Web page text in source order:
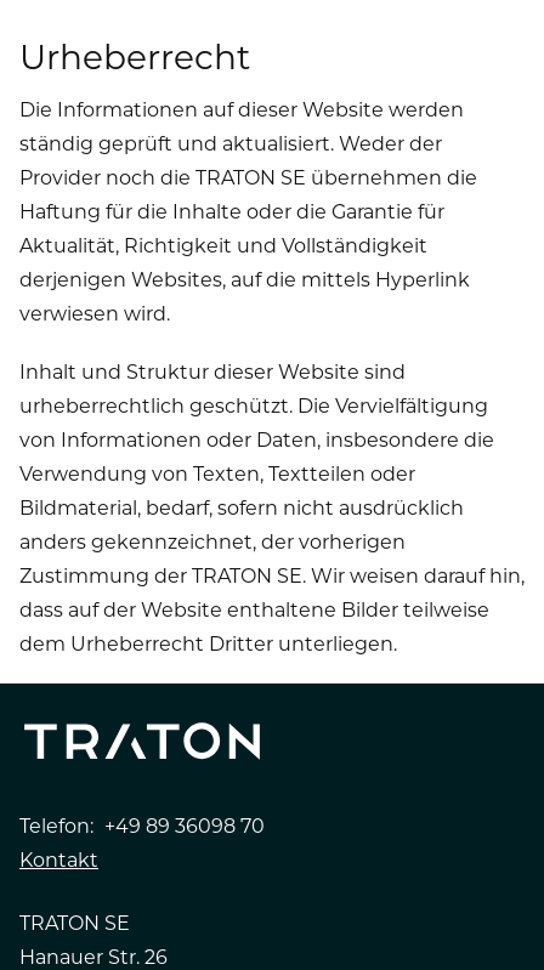
Urheberrecht
Die Informationen auf dieser Website werden
ständig geprüft und aktualisiert. Weder der
Provider noch die TRATON SE übernehmen die
Haftung für die Inhalte oder die Garantie für
Aktualität, Richtigkeit und Vollständigkeit
derjenigen Websites, auf die mittels Hyperlink
verwiesen wird.
Inhalt und Struktur dieser Website sind
urheberrechtlich geschützt. Die Vervielfältigung
von Informationen oder Daten, insbesondere die
Verwendung von Texten, Textteilen oder
Bildmaterial, bedarf, sofern nicht ausdrücklich
anders gekennzeichnet, der vorherigen
Zustimmung der TRATON SE. Wir weisen darauf hin,
dass auf der Website enthaltene Bilder teilweise
dem Urheberrecht Dritter unterliegen.
Telefon: +49 89 36098 70
Kontakt
TRATON SE
Hanauer Str. 26